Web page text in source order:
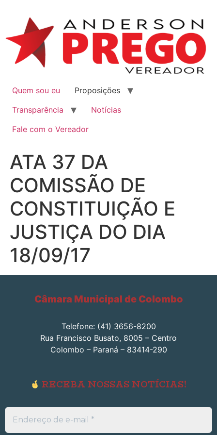
Quem sou eu
Proposições
Transparência
Notícias
Fale com o Vereador
ATA 37 DA
COMISSÃO DE
CONSTITUIÇÃO E
JUSTIÇA DO DIA
18/09/17
Câmara Municipal de Colombo
Telefone: (41) 3656-8200
Rua Francisco Busato, 8005 – Centro
Colombo – Paraná – 83414-290
RECEBA NOSSAS NOTÍCIAS!
Endereço
de
e-